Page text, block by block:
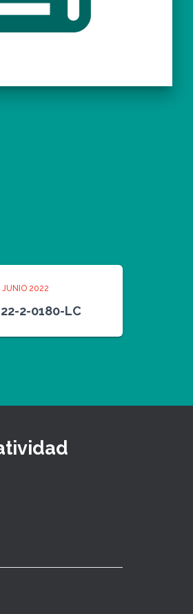
JUNIO 2022
22-2-0180-LC